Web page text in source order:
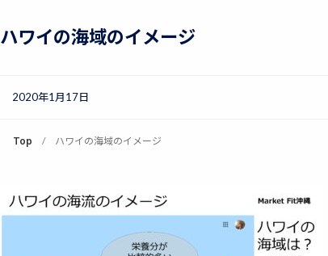
ハワイの海域のイメージ
2020年1月17日
Top ハワイの海域のイメージ